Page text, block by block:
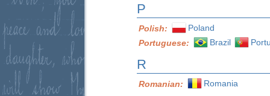
P
Polish:
Poland
Portuguese:
Brazil
R
Romanian: Romania